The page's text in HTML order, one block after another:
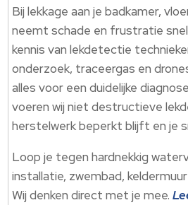
Bij lekkage aan je badkamer,
neemt schade en frustratie
kennis van lekdetectie
onderzoek, traceergas en
alles voor een duidelijke
voeren wij niet destructieve
herstelwerk beperkt blijft en je
Loop je tegen hardnekkig
installatie, zwembad,
Wij denken direct met je mee.